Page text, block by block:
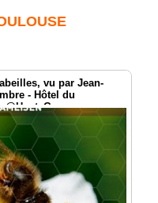
vu par Jean-
- Hôtel du
@HauteGaronne